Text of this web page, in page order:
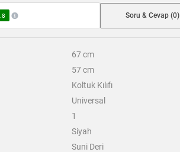
Soru & Cevap (0)
67 cm
57 cm
Koltuk Kılıfı
Universal
1
Siyah
Suni Deri